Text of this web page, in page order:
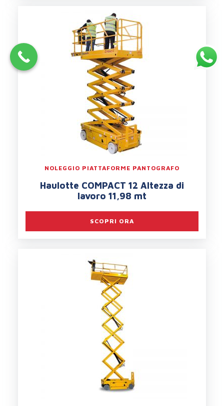
NOLEGGIO PIATTAFORME PANTOGRAFO
Haulotte COMPACT 12 Altezza di
lavoro 11,98 mt
SCOPRI ORA